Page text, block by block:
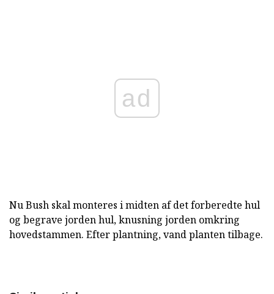
ad
Nu Bush skal monteres i midten af det forberedte hul
og begrave jorden hul, knusning jorden omkring
hovedstammen. Efter plantning, vand planten tilbage.